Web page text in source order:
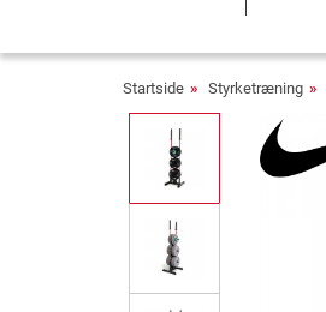
Startside Styrketræning